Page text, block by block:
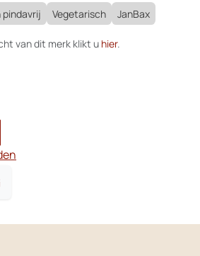
Vegetarisch JanBax
van dit merk klikt u hier.